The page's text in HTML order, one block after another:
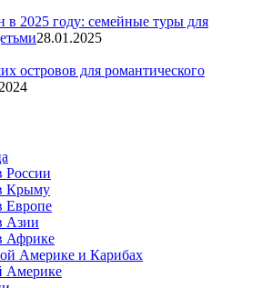
в 2025 году: семейные туры для
28.01.2025
островов для романтического
России
Крыму
Европе
Азии
Африке
Америке и Карибах